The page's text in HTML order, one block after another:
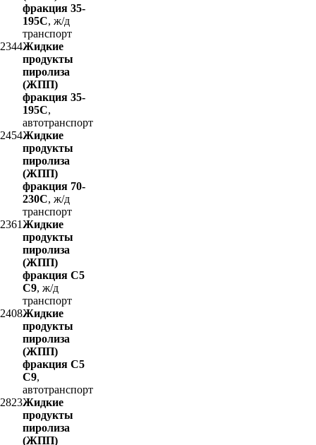
фракция 35-
195С, ж/д
транспорт
2344Жидкие
продукты
пиролиза
(ЖПП)
фракция 35-
195С,
автотранспорт
2454Жидкие
продукты
пиролиза
(ЖПП)
фракция 70-
230С, ж/д
транспорт
2361Жидкие
продукты
пиролиза
(ЖПП)
фракция С5
С9, ж/д
транспорт
2408Жидкие
продукты
пиролиза
(ЖПП)
фракция С5
С9,
автотранспорт
2823Жидкие
продукты
пиролиза
(ЖПП)